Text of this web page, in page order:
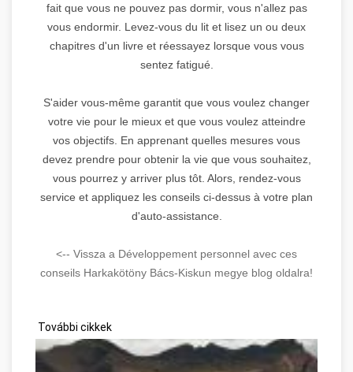
fait que vous ne pouvez pas dormir, vous n'allez pas
vous endormir. Levez-vous du lit et lisez un ou deux
chapitres d'un livre et réessayez lorsque vous vous
sentez fatigué.
S'aider vous-même garantit que vous voulez changer
votre vie pour le mieux et que vous voulez atteindre
vos objectifs. En apprenant quelles mesures vous
devez prendre pour obtenir la vie que vous souhaitez,
vous pourrez y arriver plus tôt. Alors, rendez-vous
service et appliquez les conseils ci-dessus à votre plan
d'auto-assistance.
<-- Vissza a Développement personnel avec ces
conseils Harkakötöny Bács-Kiskun megye blog oldalra!
További cikkek